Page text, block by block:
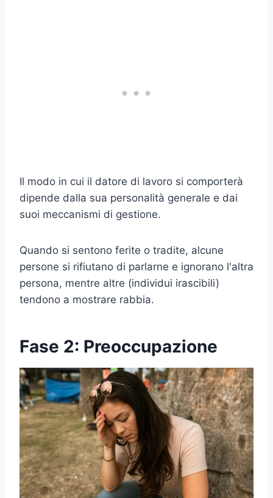
Il modo in cui il datore di lavoro si comporterà
dipende dalla sua personalità generale e dai
suoi meccanismi di gestione.
Quando si sentono ferite o tradite, alcune
persone si rifiutano di parlarne e ignorano l'altra
persona, mentre altre (individui irascibili)
tendono a mostrare rabbia.
Fase 2: Preoccupazione